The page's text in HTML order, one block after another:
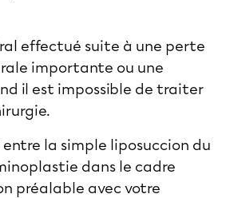
effectué suite à une perte
importante ou une
il est impossible de traiter
.
la simple liposuccion du
dans le cadre
préalable avec votre